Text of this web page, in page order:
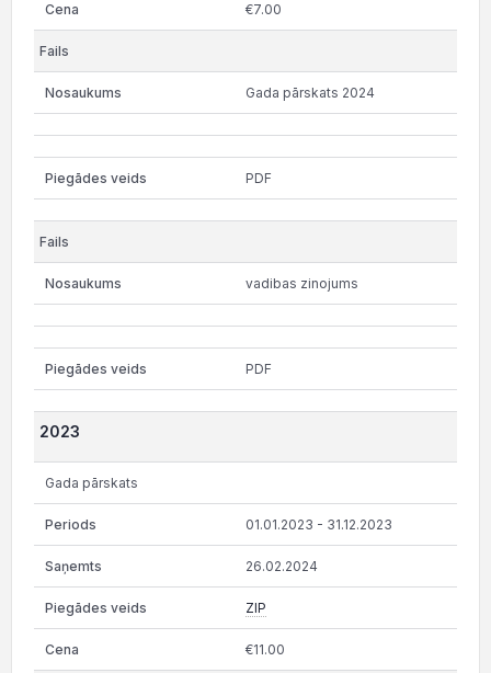
€7.00
Gada pārskats 2024
PDF
vadibas zinojums
PDF
2023
Gada pārskats
01.01.2023 - 31.12.2023
26.02.2024
ZIP
€11.00